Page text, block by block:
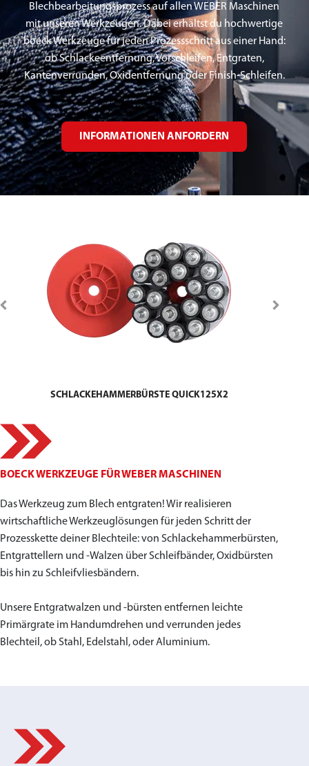
Blechbearbeitungsprozess auf allen WEBER Maschinen
mit unseren Werkzeugen. Dabei erhältst du hochwertige
boeck Werkzeuge für jeden Prozessschritt aus einer Hand:
ob Schlackeentfernung, Vorschleifen, Entgraten,
Kantenverrunden, Oxidentfernung oder Finish-Schleifen.
INFORMATIONEN ANFORDERN
SCHLACKEHAMMERBÜRSTE QUICK125X2
BOECK WERKZEUGE FÜR WEBER MASCHINEN
Das Werkzeug zum Blech entgraten! Wir realisieren
wirtschaftliche Werkzeuglösungen für jeden Schritt der
Prozesskette deiner Blechteile: von Schlackehammerbürsten,
Entgrattellern und -Walzen über Schleifbänder, Oxidbürsten
bis hin zu Schleifvliesbändern.
Unsere Entgratwalzen und -bürsten entfernen leichte
Primärgrate im Handumdrehen und verrunden jedes
Blechteil, ob Stahl, Edelstahl, oder Aluminium.